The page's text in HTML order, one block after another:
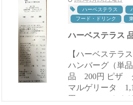
す。 ...
ハーベステラス
フード・ドリンク
ハーベステラス
【ハーベステラ
ハンバーグ（単品）
品 200円 ピザ クアトロ 1,350円 ピザ
マルゲリータ 1,100円 ヴァイ
円 ミニソフトクリーム ＠390円×2個 78